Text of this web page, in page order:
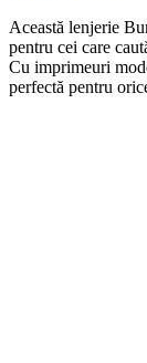
Această lenjerie
pentru cei care
Cu imprimeuri
perfectă pentru